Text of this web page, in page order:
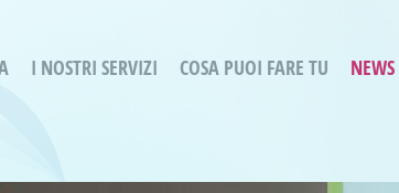
I NOSTRI SERVIZI
Bessimo Due
ergoterapica
COSA PUOI FARE TU NEWS